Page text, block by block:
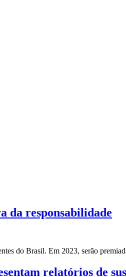
da responsabilidade
do Brasil. Em 2023, serão
relatórios de